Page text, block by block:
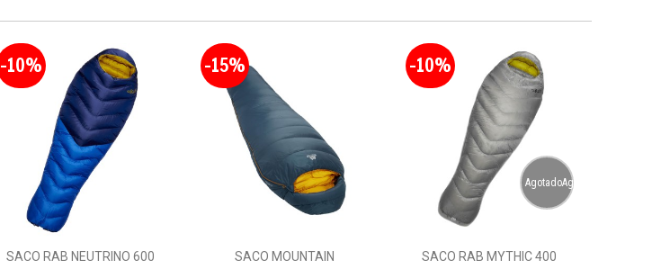
-10%
SACO RAB NEUTRINO 600
-15%
SACO MOUNTAIN
AgotadoAgotado
-10%
SACO RAB MYTHIC 400